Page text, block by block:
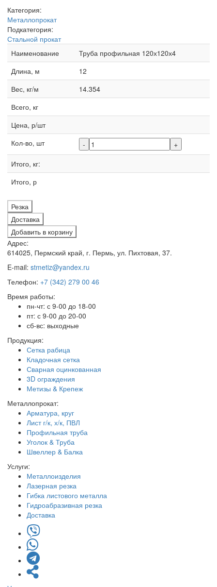
Категория:
Металлопрокат
Подкатегория:
Стальной прокат
Наименование
Труба профильная 120х120х4
Длина, м
12
Вес, кг/м
14.354
Всего, кг
Цена, р/шт
Кол-во, шт
-
+
Итого, кг:
Итого, р
Резка
Доставка
Добавить в корзину
Адрес:
614025, Пермский край, г. Пермь, ул. Пихтовая, 37.
E-mail: stmetiz@yandex.ru
Телефон: +7 (342) 279 00 46
Время работы:
пн-чт: с 9-00 до 18-00
пт: с 9-00 до 20-00
сб-вс: выходные
Продукция:
Сетка рабица
Кладочная сетка
Сварная оцинкованная
3D ограждения
Метизы & Крепеж
Металлопрокат:
Арматура, круг
Лист г/к, х/к, ПВЛ
Профильная труба
Уголок & Труба
Швеллер & Балка
Услуги:
Металлоизделия
Лазерная резка
Гибка листового металла
Гидроабразивная резка
Доставка